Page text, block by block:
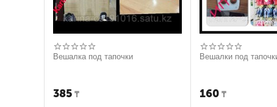
Вешалка под тапочки
385 ₸
Вешалки под
160 ₸